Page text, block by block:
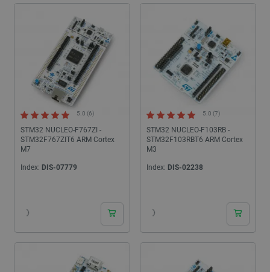
STM32 NUCLEO-F767ZI -
STM32F767ZIT6 ARM Cortex
M7
5.0 (6)
Index: DIS-07779
STM32 NUCLEO-F103RB -
STM32F103RBT6 ARM Cortex
M3
5.0 (7)
Index: DIS-02238